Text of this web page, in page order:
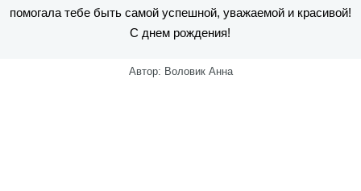
помогала тебе быть самой успешной, уважаемой и красивой!
С днем рождения!
Автор: Воловик Анна